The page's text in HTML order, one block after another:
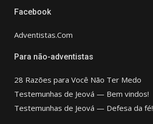
Facebook
Adventistas.Com
Para não-adventistas
28 Razões para Você Não Ter Medo
Testemunhas de Jeová — Bem vindos!
Testemunhas de Jeová — Defesa da fé!